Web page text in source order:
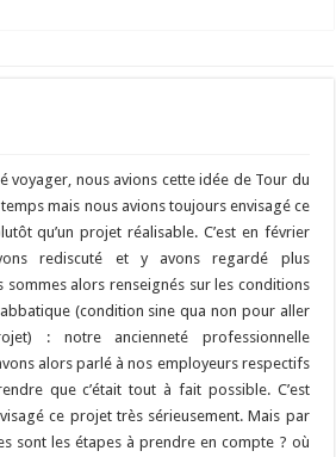
voyager, nous avions cette idée de Tour du
mais nous avions toujours envisagé ce
qu’un projet réalisable. C’est en février
rediscuté et y avons regardé plus
sommes alors renseignés sur les conditions
(condition sine qua non pour aller
: notre ancienneté professionnelle
alors parlé à nos employeurs respectifs
que c’était tout à fait possible. C’est
ce projet très sérieusement. Mais par
sont les étapes à prendre en compte ? où